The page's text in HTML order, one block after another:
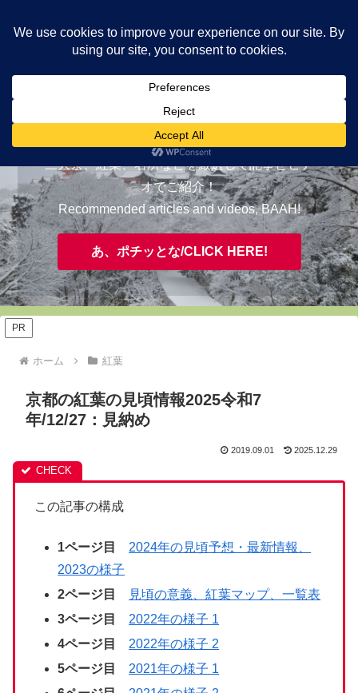
EVAAH!
おすすめ/RECOMMENDED
三大祭、紅葉、名所などを厳選して記事とビデ
オでご紹介！
Recommended articles and videos, BAAH!
あ、ポチッとな/CLICK HERE!
PR
ホーム 紅葉
京都の紅葉の見頃情報2025令和7
年/12/27：見納め
2019.09.01 2025.12.29
この記事の構成
1ページ目 2024年の見頃予想・最新情報、
2023の様子
2ページ目
見頃の意義、紅葉マップ、一覧表
3ページ目
2022年の様子 1
4ページ目
2022年の様子 2
5ページ目
2021年の様子 1